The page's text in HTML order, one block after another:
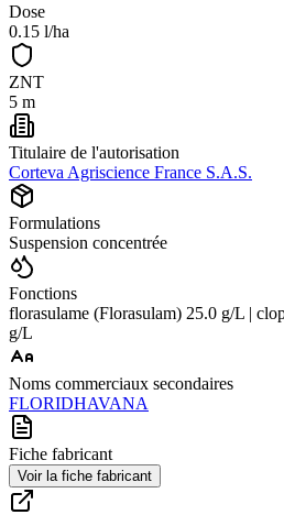
Dose
0.15 l/ha
ZNT
5 m
Titulaire de l'autorisation
Corteva Agriscience France S.A.S.
Formulations
Suspension concentrée
Fonctions
florasulame (Florasulam) 25.0 g/L |
g/L
Noms commerciaux secondaires
FLORIDHAVANA
Fiche fabricant
Voir la fiche fabricant